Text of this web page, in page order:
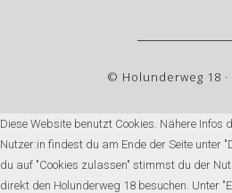
© Holunderweg 18 ·
Diese Website benutzt Cookies. Nähere Infos
Nutzer:in findest du am Ende der Seite unter
du auf "Cookies zulassen" stimmst du der
direkt den Holunderweg 18 besuchen. Unter